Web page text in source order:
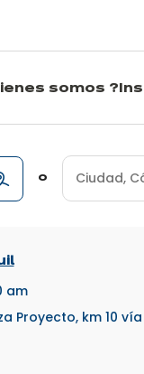
somos ?
o
am
Proyecto, km 10